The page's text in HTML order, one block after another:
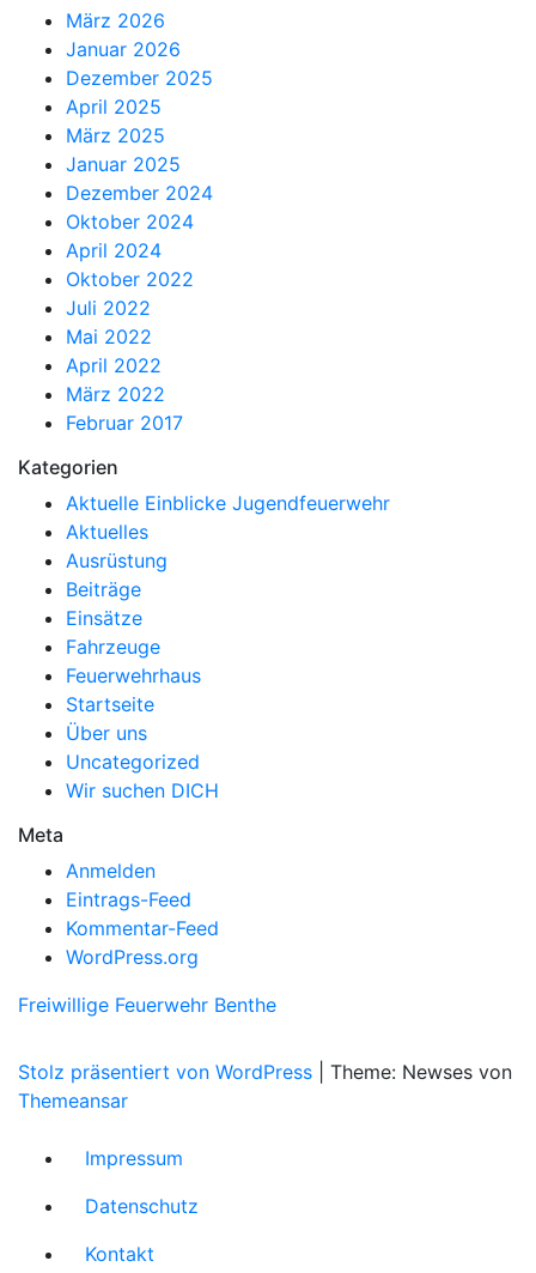
März 2026
Januar 2026
Dezember 2025
April 2025
März 2025
Januar 2025
Dezember 2024
Oktober 2024
April 2024
Oktober 2022
Juli 2022
Mai 2022
April 2022
März 2022
Februar 2017
Kategorien
Aktuelle Einblicke Jugendfeuerwehr
Aktuelles
Ausrüstung
Beiträge
Einsätze
Fahrzeuge
Feuerwehrhaus
Startseite
Über uns
Uncategorized
Wir suchen DICH
Meta
Anmelden
Eintrags-Feed
Kommentar-Feed
WordPress.org
Freiwillige Feuerwehr Benthe
Stolz präsentiert von WordPress
Theme: Newses von
Themeansar
Impressum
Datenschutz
Kontakt